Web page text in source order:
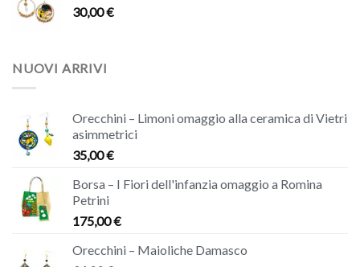
30,00€
NUOVI ARRIVI
Orecchini – Limoni omaggio alla ceramica di Vietri
asimmetrici
35,00€
Borsa – I Fiori dell'infanzia omaggio a Romina
Petrini
175,00€
Orecchini – Maioliche Damasco